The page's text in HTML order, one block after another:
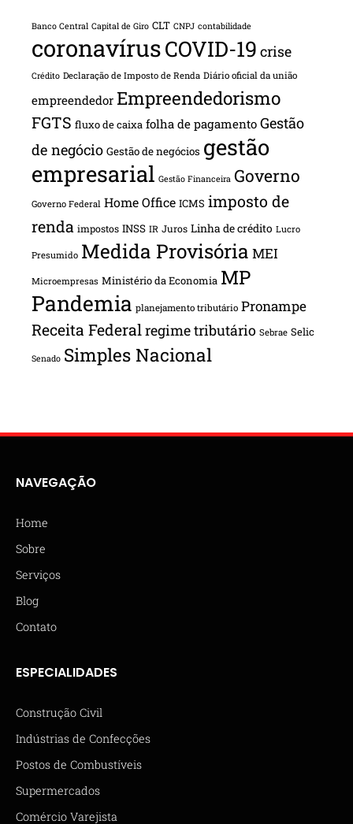
Banco Central Capital de Giro CLT CNPJ contabilidade
coronavírusCOVID-19 crise
Crédito Declaração de Imposto de Renda Diário oficial da união
empreendedor Empreendedorismo
FGTS fluxo de caixa folha de pagamento Gestão
de negócio Gestão de negócios gestão
empresarial Gestão Financeira Governo
Governo Federal Home Office ICMS imposto de
renda impostos INSS IR Juros Linha de crédito Lucro
Presumido Medida Provisória MEI
Microempresas Ministério da Economia MP
Pandemia planejamento tributário Pronampe
Receita Federalregime tributário Sebrae Selic
Senado Simples Nacional
NAVEGAÇÃO
Home
Sobre
Serviços
Blog
Contato
ESPECIALIDADES
Construção Civil
Indústrias de Confecções
Postos de Combustíveis
Supermercados
Comércio Varejista